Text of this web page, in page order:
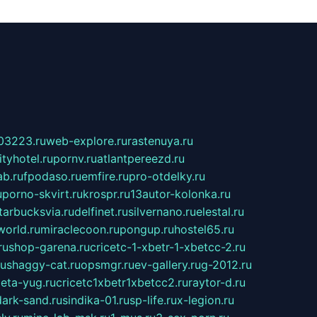
web-explore.rurastenuya.ru
pornv.ruatlantpereezd.ru
fpodaso.ruemfire.rupro-otdelky.ru
porno-skvirt.rukrospr.ru13autor-kolonka.ru
delfinet.rusilvernano.ruelestal.ru
miraclecoon.rupongup.ruhostel65.ru
shop-garena.rucricetc-1-xbetr-1-xbetcc-2.ru
shaggy-cat.ruopsmgr.ruev-gallery.rug-2012.ru
yug.rucricetc1xbetr1xbetcc2.ruraytor-d.ru
sand.rusindika-01.rusp-life.rux-legion.ru